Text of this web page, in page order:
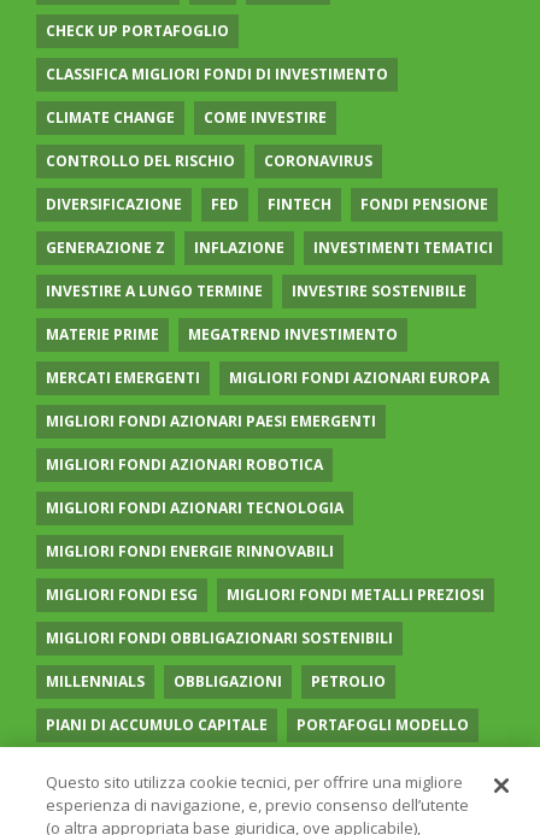
CHECK UP PORTAFOGLIO
CLASSIFICA MIGLIORI FONDI DI INVESTIMENTO
CLIMATE CHANGE COME INVESTIRE
CONTROLLO DEL RISCHIO CORONAVIRUS
DIVERSIFICAZIONE FED FINTECH FONDI PENSIONE
GENERAZIONE Z INFLAZIONE INVESTIMENTI TEMATICI
INVESTIRE A LUNGO TERMINE INVESTIRE SOSTENIBILE
MATERIE PRIME MEGATREND INVESTIMENTO
MERCATI EMERGENTI MIGLIORI FONDI AZIONARI EUROPA
MIGLIORI FONDI AZIONARI PAESI EMERGENTI
MIGLIORI FONDI AZIONARI ROBOTICA
MIGLIORI FONDI AZIONARI TECNOLOGIA
MIGLIORI FONDI ENERGIE RINNOVABILI
MIGLIORI FONDI ESG MIGLIORI FONDI METALLI PREZIOSI
MIGLIORI FONDI OBBLIGAZIONARI SOSTENIBILI
MILLENNIALS OBBLIGAZIONI PETROLIO
PIANI DI ACCUMULO CAPITALE PORTAFOGLI MODELLO
RISPARMIO GESTITO SOCIAL MEDIA STILE VALUE
Questo sito utilizza cookie tecnici, per offrire una migliore
esperienza di navigazione, e, previo consenso dell’utente
(o altra appropriata base giuridica, ove applicabile),